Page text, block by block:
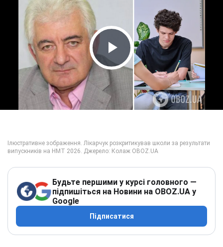
Play Video
Будьте першими у курсі головного —
підпишіться на Новини на OBOZ.UA у
Google
Підписатися